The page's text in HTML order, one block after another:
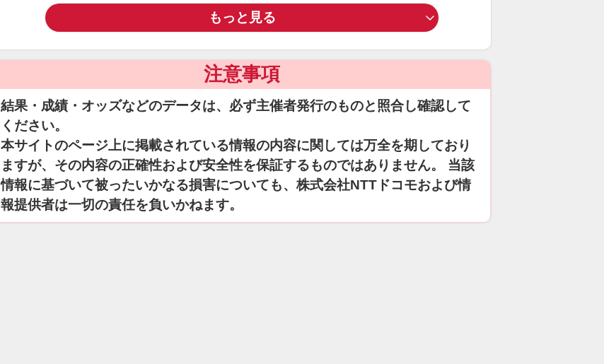
もっと見る
注意事項
結果・成績・オッズなどのデータは、必ず主催者発行のものと照合し確認して
ください。
本サイトのページ上に掲載されている情報の内容に関しては万全を期しており
ますが、その内容の正確性および安全性を保証するものではありません。 当該
情報に基づいて被ったいかなる損害についても、株式会社NTTドコモおよび情
報提供者は一切の責任を負いかねます。